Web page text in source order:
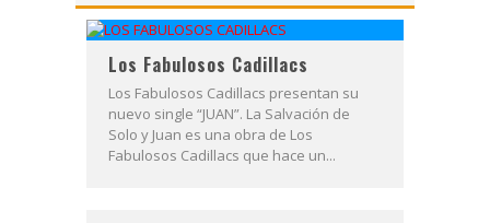
Los Fabulosos Cadillacs
Los Fabulosos Cadillacs presentan su
nuevo single “JUAN”. La Salvación de
Solo y Juan es una obra de Los
Fabulosos Cadillacs que hace un...